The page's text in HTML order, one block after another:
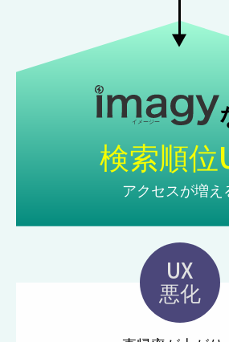
検索順位
アクセスが増え
UX
悪化